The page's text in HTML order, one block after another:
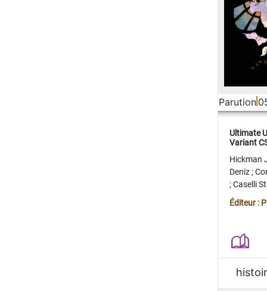
Parution
Ultimate
Variant
Hickman
Deniz;
;Caselli
Juan
Éditeur :